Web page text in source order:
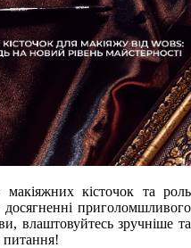
кісточок та роль
досягненні приголомшливого
влаштовуйтесь зручніше та
питання!